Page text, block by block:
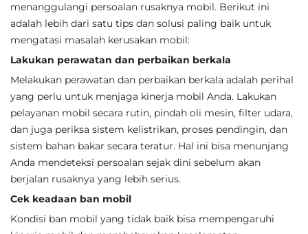
menanggulangi persoalan rusaknya mobil. Berikut ini
adalah lebih dari satu tips dan solusi paling baik untuk
mengatasi masalah kerusakan mobil:
Lakukan perawatan dan perbaikan berkala
Melakukan perawatan dan perbaikan berkala adalah perihal
yang perlu untuk menjaga kinerja mobil Anda. Lakukan
pelayanan mobil secara rutin, pindah oli mesin, filter udara,
dan juga periksa sistem kelistrikan, proses pendingin, dan
sistem bahan bakar secara teratur. Hal ini bisa menunjang
Anda mendeteksi persoalan sejak dini sebelum akan
berjalan rusaknya yang lebih serius.
Cek keadaan ban mobil
Kondisi ban mobil yang tidak baik bisa mempengaruhi